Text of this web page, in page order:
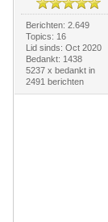
Berichten: 2.649
Topics: 16
Lid sinds: Oct 2020
Bedankt: 1438
5237 x bedankt in
2491 berichten